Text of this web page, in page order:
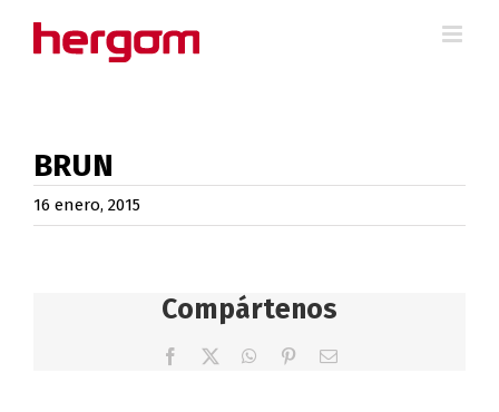
BRUN
16 enero, 2015
Compártenos
Facebook WhatsApp
PinterestCorreo